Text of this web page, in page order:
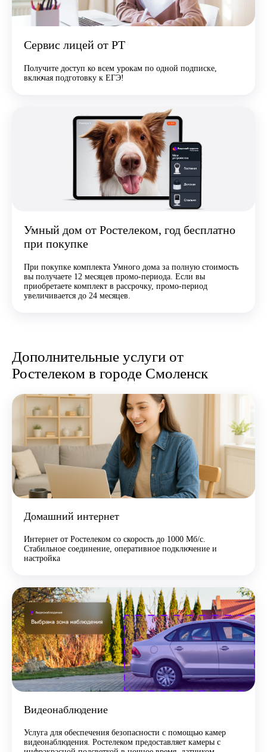
Сервис лицей от РТ
Получите доступ ко всем урокам по одной подписке,
включая подготовку к ЕГЭ!
Умный дом от Ростелеком, год бесплатно
при покупке
При покупке комплекта Умного дома за полную стоимость
вы получаете 12 месяцев промо-периода. Если вы
приобретаете комплект в рассрочку, промо-период
увеличивается до 24 месяцев.
Дополнительные услуги от
Ростелеком в городе Смоленск
Домашний интернет
Интернет от Ростелеком со скорость до 1000 Мб/с.
Стабильное соединение, оперативное подключение и
настройка
Видеонаблюдение
Услуга для обеспечения безопасности с помощью камер
видеонаблюдения. Ростелеком предоставляет камеры с